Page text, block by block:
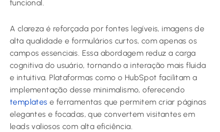
funcional.
A clareza é reforçada por fontes legíveis, imagens de
alta qualidade e formulários curtos, com apenas os
campos essenciais. Essa abordagem reduz a carga
cognitiva do usuário, tornando a interação mais fluida
e intuitiva. Plataformas como o HubSpot facilitam a
implementação desse minimalismo, oferecendo
templates e ferramentas que permitem criar páginas
elegantes e focadas, que convertem visitantes em
leads valiosos com alta eficiência.